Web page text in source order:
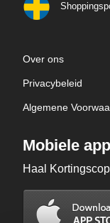
Over ons
Privacybeleid
Algemene
Mobiele
Haal